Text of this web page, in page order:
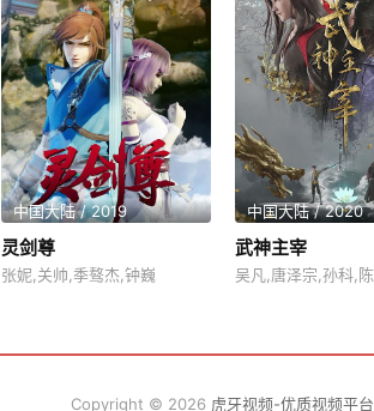
中国大陆 / 2019
灵剑尊
张妮,关帅,季骜杰,钟巍
中国大陆 / 2020
武神主宰
吴凡,唐泽宗,孙科,
Copyright © 2026 虎牙视频-优质视频平